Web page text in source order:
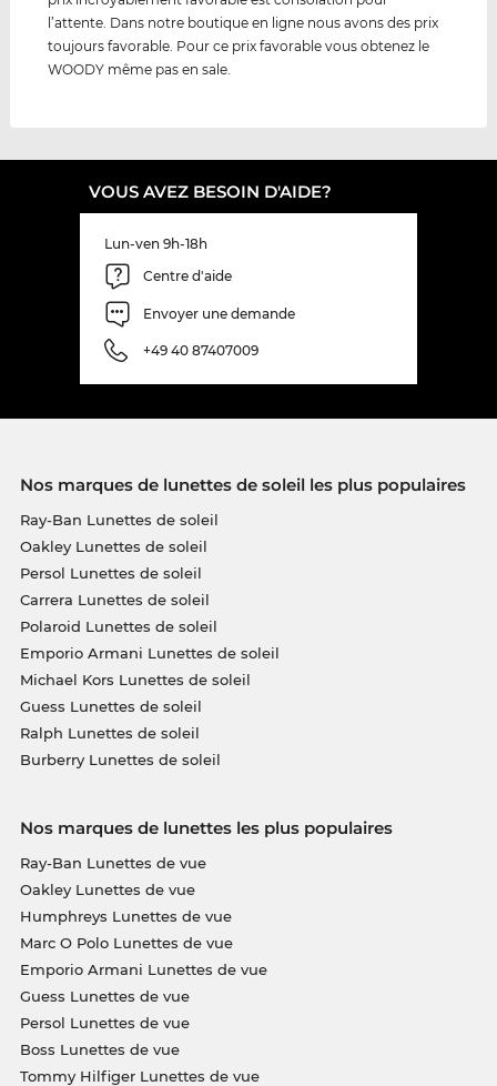
l’attente. Dans notre boutique en ligne nous avons des prix
toujours favorable. Pour ce prix favorable vous obtenez le
WOODY même pas en sale.
VOUS AVEZ BESOIN D'AIDE?
Lun-ven 9h-18h
Centre d'aide
Envoyer une demande
+49 40 87407009
Nos marques de lunettes de soleil les plus populaires
Ray-Ban Lunettes de soleil
Oakley Lunettes de soleil
Persol Lunettes de soleil
Carrera Lunettes de soleil
Polaroid Lunettes de soleil
Emporio Armani Lunettes de soleil
Michael Kors Lunettes de soleil
Guess Lunettes de soleil
Ralph Lunettes de soleil
Burberry Lunettes de soleil
Nos marques de lunettes les plus populaires
Ray-Ban Lunettes de vue
Oakley Lunettes de vue
Humphreys Lunettes de vue
Marc O Polo Lunettes de vue
Emporio Armani Lunettes de vue
Guess Lunettes de vue
Persol Lunettes de vue
Boss Lunettes de vue
Tommy Hilfiger Lunettes de vue